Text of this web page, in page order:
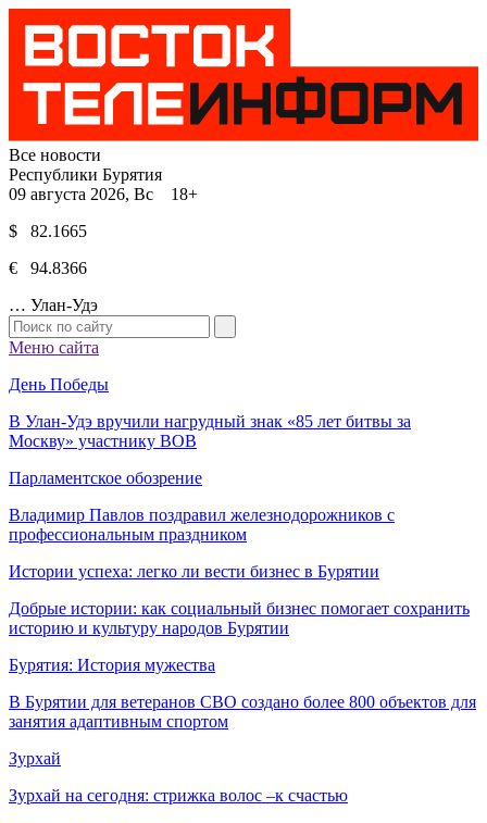
Все новости
Республики Бурятия
09 августа 2026, Вс 18+
$ 82.1665
€ 94.8366
… Улан-Удэ
Меню сайта
День Победы
В Улан-Удэ вручили нагрудный знак «85 лет битвы за
Москву» участнику ВОВ
Парламентское обозрение
Владимир Павлов поздравил железнодорожников с
профессиональным праздником
Истории успеха: легко ли вести бизнес в Бурятии
Добрые истории: как социальный бизнес помогает сохранить
историю и культуру народов Бурятии
Бурятия: История мужества
В Бурятии для ветеранов СВО создано более 800 объектов для
занятия адаптивным спортом
Зурхай
Зурхай на сегодня: стрижка волос –к счастью